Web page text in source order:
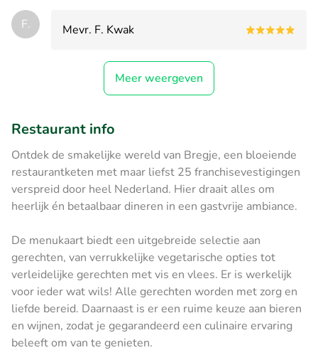
F. Mevr. F. Kwak
Meer weergeven
Restaurant info
Ontdek de smakelijke wereld van Bregje, een bloeiende
restaurantketen met maar liefst 25 franchisevestigingen
verspreid door heel Nederland. Hier draait alles om
heerlijk én betaalbaar dineren in een gastvrije ambiance.
De menukaart biedt een uitgebreide selectie aan
gerechten, van verrukkelijke vegetarische opties tot
verleidelijke gerechten met vis en vlees. Er is werkelijk
voor ieder wat wils! Alle gerechten worden met zorg en
liefde bereid. Daarnaast is er een ruime keuze aan bieren
en wijnen, zodat je gegarandeerd een culinaire ervaring
beleeft om van te genieten.